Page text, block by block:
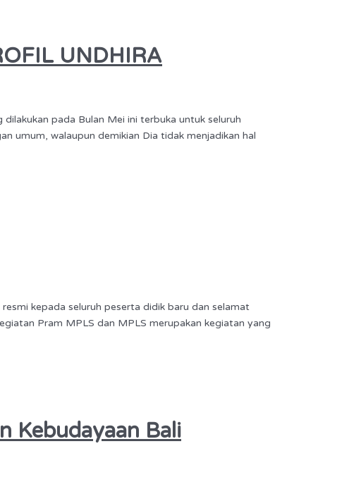
UNDHIRA
pada Bulan Mei ini terbuka untuk seluruh
umum, walaupun demikian Dia tidak menjadikan hal
kepada seluruh peserta didik baru dan selamat
Pram MPLS dan MPLS merupakan kegiatan yang
Kebudayaan Bali